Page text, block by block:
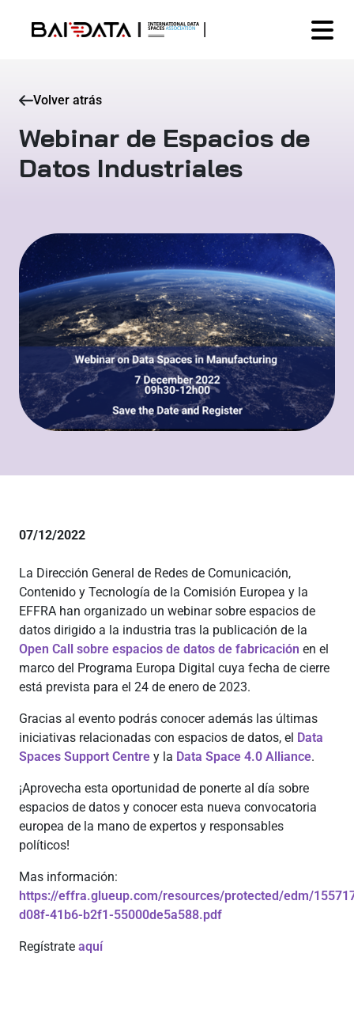
Volver atrás
Webinar de Espacios de
Datos Industriales
07/12/2022
La Dirección General de Redes de Comunicación,
Contenido y Tecnología de la Comisión Europea y la
EFFRA han organizado un webinar sobre espacios de
datos dirigido a la industria tras la publicación de la
Open Call sobre espacios de datos de fabricación en el
marco del Programa Europa Digital cuya fecha de cierre
está prevista para el 24 de enero de 2023.
Gracias al evento podrás conocer además las últimas
iniciativas relacionadas con espacios de datos, el Data
Spaces Support Centre y la Data Space 4.0 Alliance.
¡Aprovecha esta oportunidad de ponerte al día sobre
espacios de datos y conocer esta nueva convocatoria
europea de la mano de expertos y responsables
políticos!
Mas información:
https://effra.glueup.com/resources/protected/edm/
d08f-41b6-b2f1-55000de5a588.pdf
Regístrate aquí